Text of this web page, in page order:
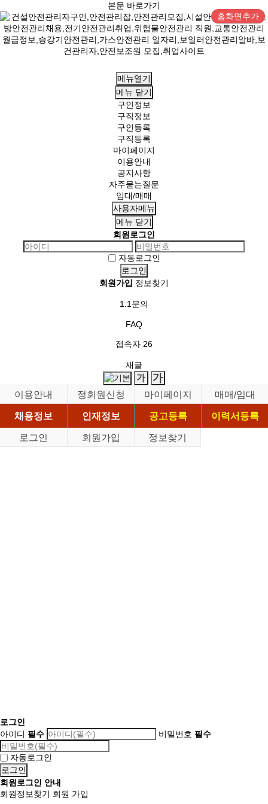
본문 바로가기
홈화면추가
메뉴열기
메뉴 닫기
구인정보
구직정보
구인등록
구직등록
마이페이지
이용안내
공지사항
자주묻는질문
임대/매매
사용자메뉴
메뉴 닫기
회원로그인
자동로그인
회원가입 정보찾기
1:1문의
FAQ
접속자 26
새글
이용안내 정회원신청 마이페이지
매매/임대
채용정보
인재정보 공고등록
이력서등록
로그인
회원가입 정보찾기
로그인
아이디 필수 비밀번호 필수
자동로그인
회원로그인 안내
회원정보찾기 회원 가입